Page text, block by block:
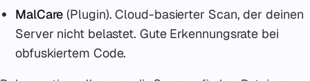
MalCare (Plugin). Cloud-basierter Scan, der deinen
Server nicht belastet. Gute Erkennungsrate bei
obfuskiertem Code.